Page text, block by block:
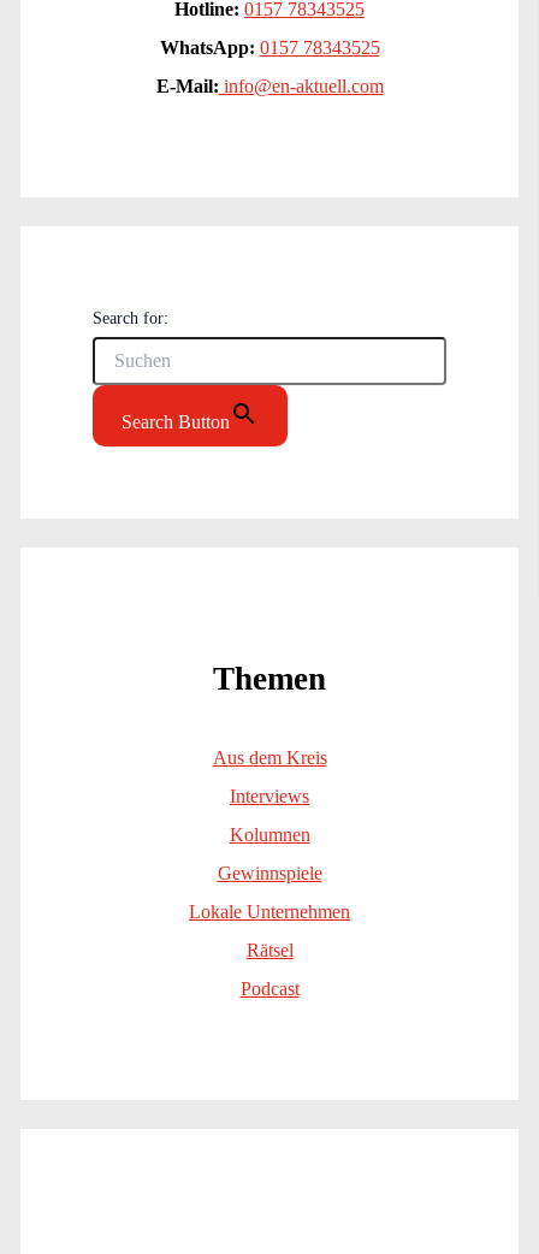
Hotline: 0157 78343525
WhatsApp: 0157 78343525
E-Mail: info@en-aktuell.com
Search for:
Search Button
Themen
Aus dem Kreis
Interviews
Kolumnen
Gewinnspiele
Lokale Unternehmen
Rätsel
Podcast